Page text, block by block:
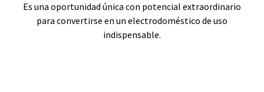
Es una oportunidad única con potencial extraordinario
para convertirse en un electrodoméstico de uso
indispensable.